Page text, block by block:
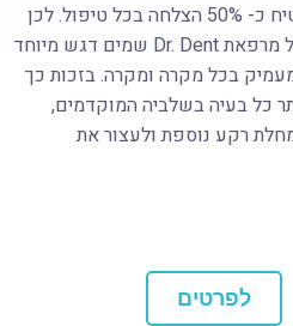
אבחון מדויק מבטיח כ- 50% הצלחה בכל טיפול. לכן
רופאי השיניים של מרפאת Dr. Dent שמים דגש מיוחד
בכל מקרה ומקרה. בזכות כך
כל בעיה בשלביה המוקדמים,
רקע נוספת ולעצור את
לפרטים